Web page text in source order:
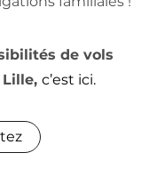
de vols
Lille, c’est ici.